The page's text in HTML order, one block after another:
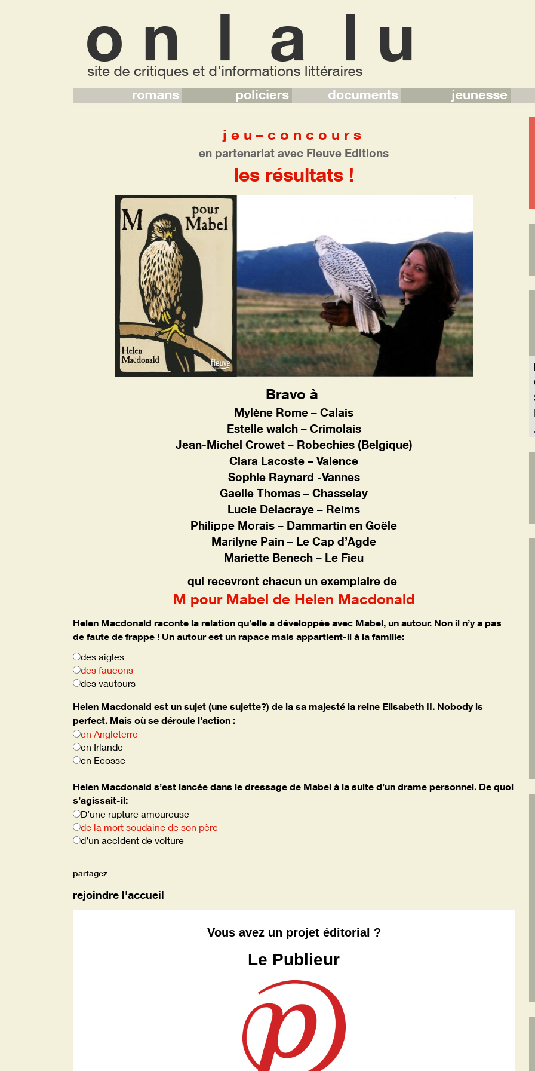
j e u – c o n c o u r s
en partenariat avec Fleuve Editions
les résultats !
Bravo à
Mylène Rome – Calais
Estelle walch – Crimolais
Jean-Michel Crowet – Robechies (Belgique)
Clara Lacoste – Valence
Sophie Raynard -Vannes
Gaelle Thomas – Chasselay
Lucie Delacraye – Reims
Philippe Morais – Dammartin en Goële
Marilyne Pain – Le Cap d’Agde
Mariette Benech – Le Fieu
qui recevront chacun un exemplaire de
M pour Mabel de Helen Macdonald
Helen Macdonald raconte la relation qu’elle a développée avec Mabel, un autour. Non il n’y a pas
de faute de frappe ! Un autour est un rapace mais appartient-il à la famille:
des aigles
des faucons
des vautours
Helen Macdonald est un sujet (une sujette?) de la sa majesté la reine Elisabeth II. Nobody is
perfect. Mais où se déroule l’action :
en Angleterre
en Irlande
en Ecosse
Helen Macdonald s’est lancée dans le dressage de Mabel à la suite d’un drame personnel. De quoi
s’agissait-il:
D’une rupture amoureuse
de la mort soudaine de son père
d’un accident de voiture
partagez
rejoindre l'accueil
Vous avez un projet éditorial ?
Le Publieur